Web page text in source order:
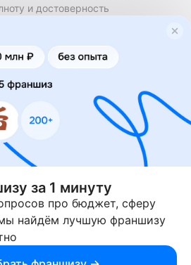
и достоверность
договоров
(франчайзинга) осуществляется
представителями. Бизнесменс.ру
или представителем
ответственность за условия
и действия лиц,
информации, имеющейся
через него. За достоверность
несет ответственность
ИП Богомолов Ю. А. ИНН
гиперссылка на businessmens.ru
за 1 минуту
про бюджет, сферу
найдём лучшую франшизу